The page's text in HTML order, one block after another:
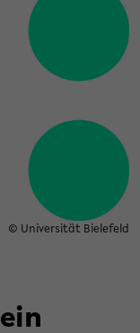
© Universität Bielefeld